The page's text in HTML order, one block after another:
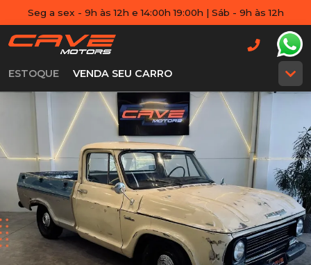
Seg a sex - 9h às 12h e 14:00h 19:00h | Sáb - 9h às 12h
ESTOQUE VENDA SEU CARRO